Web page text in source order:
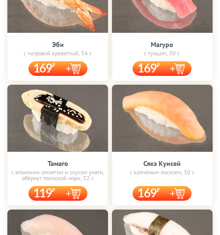
Эби
с тигровой креветкой, 34 г.
169
Магуро
с тунцом, 30 г.
169
Тамаго
с японским омлетом и соусом унаги,
обёрнут полоской нори, 32 г.
119
Сякэ Кунсей
с копчёным лососем, 30 г.
169